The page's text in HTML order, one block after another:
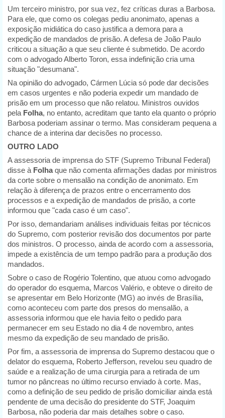
Um terceiro ministro, por sua vez, fez críticas duras a Barbosa.
Para ele, que como os colegas pediu anonimato, apenas a
exposição midiática do caso justifica a demora para a
expedição de mandados de prisão. A defesa de João Paulo
criticou a situação a que seu cliente é submetido. De acordo
com o advogado Alberto Toron, essa indefinição cria uma
situação "desumana".
Na opinião do advogado, Cármen Lúcia só pode dar decisões
em casos urgentes e não poderia expedir um mandado de
prisão em um processo que não relatou. Ministros ouvidos
pela Folha, no entanto, acreditam que tanto ela quanto o próprio
Barbosa poderiam assinar o termo. Mas consideram pequena a
chance de a interina dar decisões no processo.
OUTRO LADO
A assessoria de imprensa do STF (Supremo Tribunal Federal)
disse à Folhaque não comenta afirmações dadas por ministros
da corte sobre o mensalão na condição de anonimato. Em
relação à diferença de prazos entre o encerramento dos
processos e a expedição de mandados de prisão, a corte
informou que "cada caso é um caso".
Por isso, demandariam análises individuais feitas por técnicos
do Supremo, com posterior revisão dos documentos por parte
dos ministros. O processo, ainda de acordo com a assessoria,
impede a existência de um tempo padrão para a produção dos
mandados.
Sobre o caso de Rogério Tolentino, que atuou como advogado
do operador do esquema, Marcos Valério, e obteve o direito de
se apresentar em Belo Horizonte (MG) ao invés de Brasília,
como aconteceu com parte dos presos do mensalão, a
assessoria informou que ele havia feito o pedido para
permanecer em seu Estado no dia 4 de novembro, antes
mesmo da expedição de seu mandado de prisão.
Por fim, a assessoria de imprensa do Supremo destacou que o
delator do esquema, Roberto Jefferson, revelou seu quadro de
saúde e a realização de uma cirurgia para a retirada de um
tumor no pâncreas no último recurso enviado à corte. Mas,
como a definição de seu pedido de prisão domiciliar ainda está
pendente de uma decisão do presidente do STF, Joaquim
Barbosa, não poderia dar mais detalhes sobre o caso.